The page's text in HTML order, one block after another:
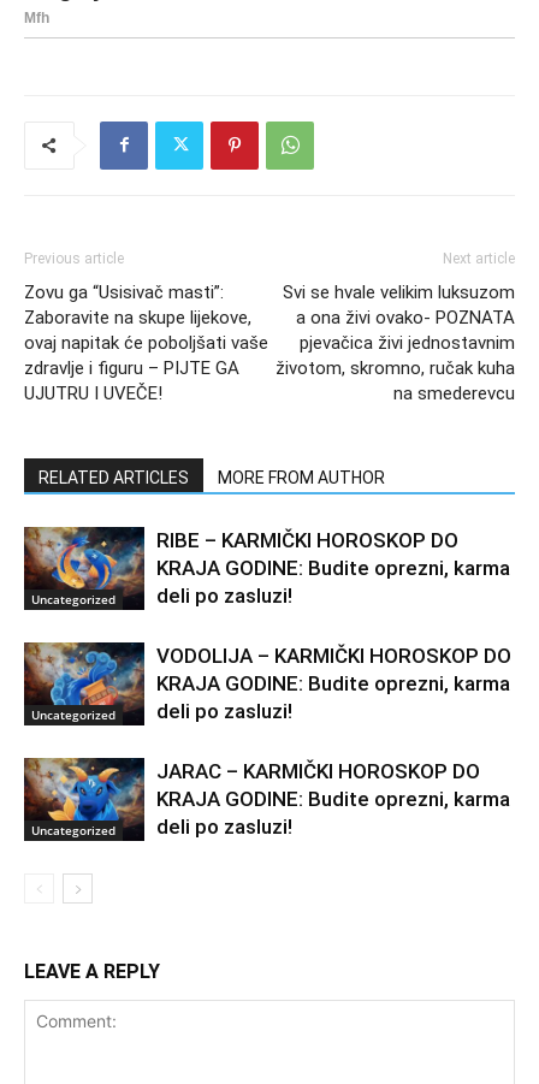
Previous article
Zovu ga “Usisivač masti”:
Zaboravite na skupe lijekove,
ovaj napitak će poboljšati vaše
zdravlje i figuru – PIJTE GA
UJUTRU I UVEČE!
Next article
Svi se hvale velikim luksuzom
a ona živi ovako- POZNATA
pjevačica živi jednostavnim
životom, skromno, ručak kuha
na smederevcu
RELATED ARTICLES MORE FROM AUTHOR
Uncategorized
RIBE – KARMIČKI HOROSKOP DO
KRAJA GODINE: Budite oprezni, karma
deli po zasluzi!
Uncategorized
VODOLIJA – KARMIČKI HOROSKOP DO
KRAJA GODINE: Budite oprezni, karma
deli po zasluzi!
Uncategorized
JARAC – KARMIČKI HOROSKOP DO
KRAJA GODINE: Budite oprezni, karma
deli po zasluzi!
LEAVE A REPLY